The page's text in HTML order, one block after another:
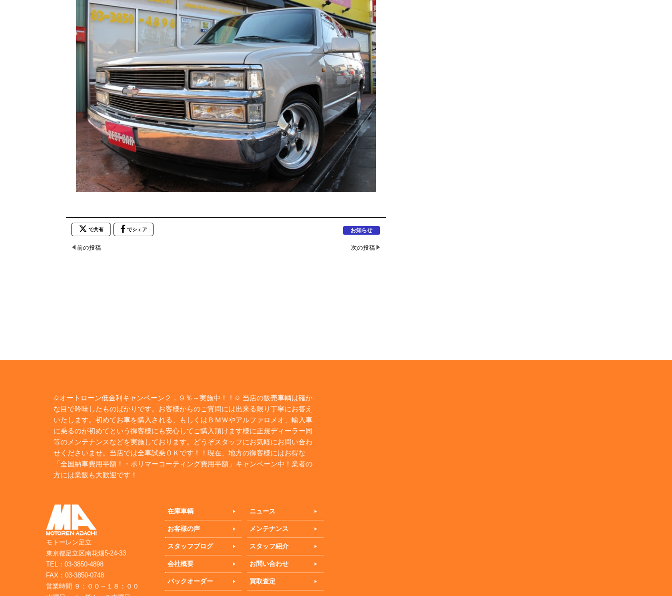
で共有 でシェア お知らせ
前の投稿 次の投稿
✩オートローン低金利キャンペーン２．９％～実施中！！✩ 当店の販売車輌は確か
な目で吟味したものばかりです。お客様からのご質問には出来る限り丁寧にお答え
いたします。初めてお車を購入される、もしくはＢＭＷやアルファロメオ、輸入車
に乗るのが初めてという御客様にも安心してご購入頂けます様に正規ディーラー同
等のメンテナンスなどを実施しております。どうぞスタッフにお気軽にお問い合わ
せくださいませ。当店では全車試乗ＯＫです！！現在、地方の御客様にはお得な
「全国納車費用半額！・ポリマーコーティング費用半額」キャンペーン中！業者の
方には業販も大歓迎です！
モトーレン足立
東京都足立区南花畑5-24-33
TEL：03-3850-4898
FAX：03-3850-0748
営業時間 ９：００～１８：００
在庫車輌 ニュース
お客様の声 メンテナンス
スタッフブログ スタッフ紹介
会社概要 お問い合わせ
バックオーダー 買取査定